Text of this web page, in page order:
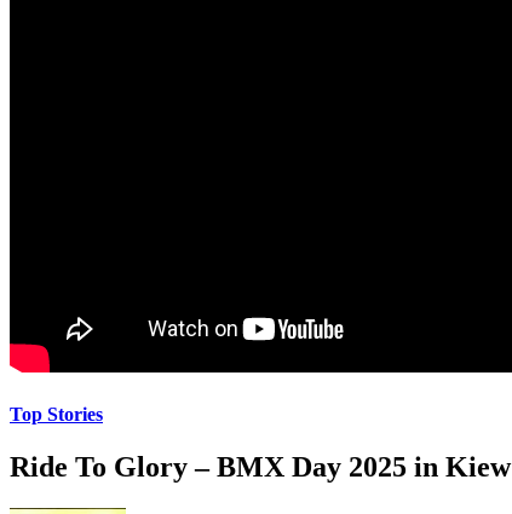
Top Stories
Ride To Glory – BMX Day 2025 in Kiew